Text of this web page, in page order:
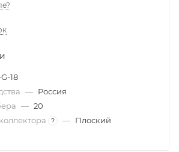
18
— Россия
— 20
? — Плоский